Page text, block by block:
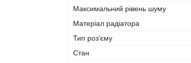
Максимальний рівень шуму
Матеріал радіатора
Тип роз'єму
Стан